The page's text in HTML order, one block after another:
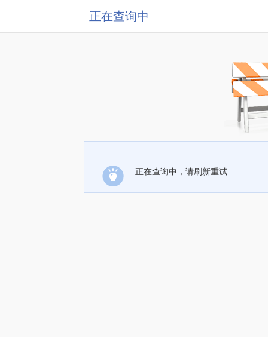
正在查询中
正在查询中，请刷新重试